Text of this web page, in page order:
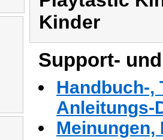
Kinder
Support-
Handbuch-,
Anleitungs-